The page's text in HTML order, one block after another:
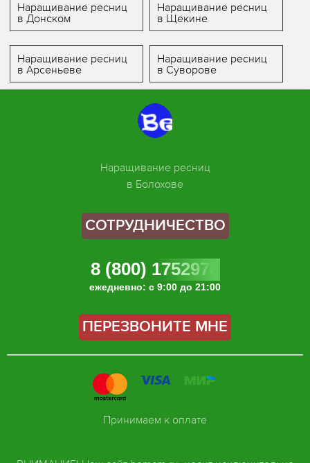
Наращивание ресниц
в Донском
Наращивание ресниц
в Щекине
Наращивание ресниц
в Арсеньеве
Наращивание ресниц
в Суворове
Наращивание ресниц
в Болохове
СОТРУДНИЧЕСТВО
8 (800) 1752978
ежедневно: с 9:00 до 21:00
ПЕРЕЗВОНИТЕ МНЕ
Принимаем к оплате